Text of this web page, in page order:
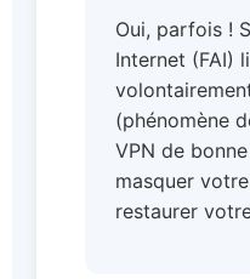
Oui, parfois !
Internet (FAI)
(phénomène
VPN de
masquer
restaurer